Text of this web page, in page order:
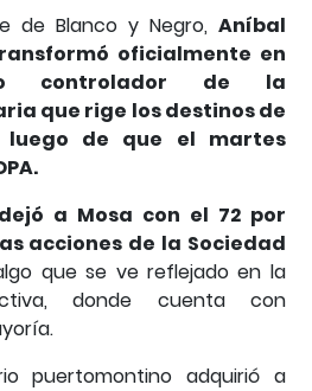
de Blanco y Negro, Aníbal
oficialmente en
controlador de la
que rige los destinos de
luego de que el martes
dejó a Mosa con el 72 por
acciones de la Sociedad
que se ve reflejado en la
donde cuenta con
puertomontino adquirió a